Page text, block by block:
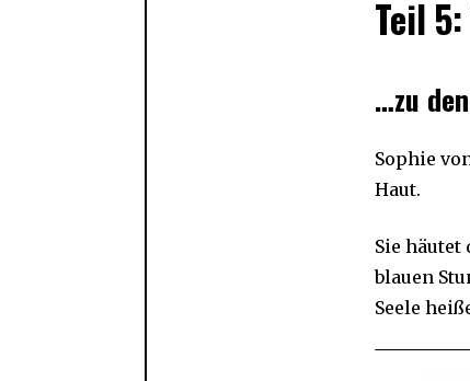
Teil
…zu
Sophie
Haut.
Sie
blauen
Seele